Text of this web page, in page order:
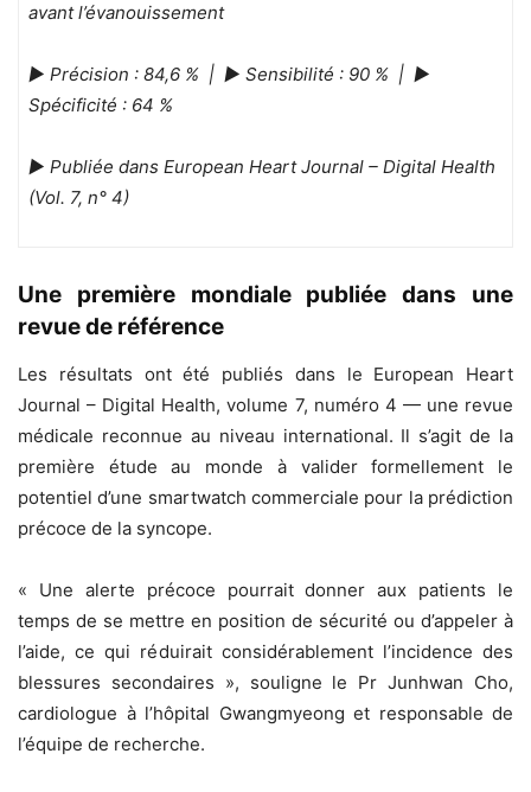
avant l’évanouissement
► Précision : 84,6 % | ► Sensibilité : 90 % | ►
Spécificité : 64 %
► Publiée dans European Heart Journal – Digital Health
(Vol. 7, n° 4)
Une première mondiale publiée dans une
revue de référence
Les résultats ont été publiés dans le European Heart
Journal – Digital Health, volume 7, numéro 4 — une revue
médicale reconnue au niveau international. Il s’agit de la
première étude au monde à valider formellement le
potentiel d’une smartwatch commerciale pour la prédiction
précoce de la syncope.
« Une alerte précoce pourrait donner aux patients le
temps de se mettre en position de sécurité ou d’appeler à
l’aide, ce qui réduirait considérablement l’incidence des
blessures secondaires », souligne le Pr Junhwan Cho,
cardiologue à l’hôpital Gwangmyeong et responsable de
l’équipe de recherche.